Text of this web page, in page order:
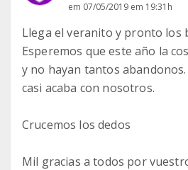
em 07/05/2019 em 19:31h
Llega el veranito y pronto los
Esperemos que este año la
y no hayan tantos
casi acaba con nosotros.
Crucemos los dedos
Mil gracias a todos por